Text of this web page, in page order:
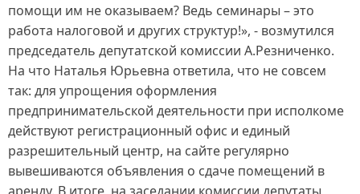
помощи им не оказываем? Ведь семинары – это
работа налоговой и других структур!», - возмутился
председатель депутатской комиссии А.Резниченко.
На что Наталья Юрьевна ответила, что не совсем
так: для упрощения оформления
предпринимательской деятельности при исполкоме
действуют регистрационный офис и единый
разрешительный центр, на сайте регулярно
вывешиваются объявления о сдаче помещений в
аренду. В итоге, на заседании комиссии депутаты